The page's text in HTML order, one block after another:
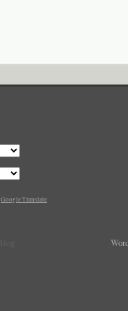
Google Translate.